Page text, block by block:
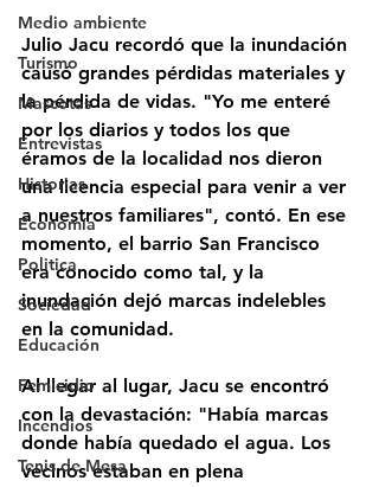
Medio ambiente
Turismo
Mascotas
Entrevistas
Historias
Economía
Politica
Sociedad
Educación
Femicidio
Incendios
Tenis de Mesa
Julio Jacu recordó que la inundación
causó grandes pérdidas materiales y
la pérdida de vidas. "Yo me enteré
por los diarios y todos los que
éramos de la localidad nos dieron
una licencia especial para venir a ver
a nuestros familiares", contó. En ese
momento, el barrio San Francisco
era conocido como tal, y la
inundación dejó marcas indelebles
en la comunidad.
Al llegar al lugar, Jacu se encontró
con la devastación: "Había marcas
donde había quedado el agua. Los
vecinos estaban en plena